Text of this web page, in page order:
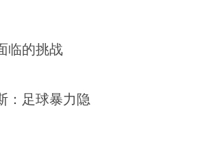
临的挑战
：足球暴力隐